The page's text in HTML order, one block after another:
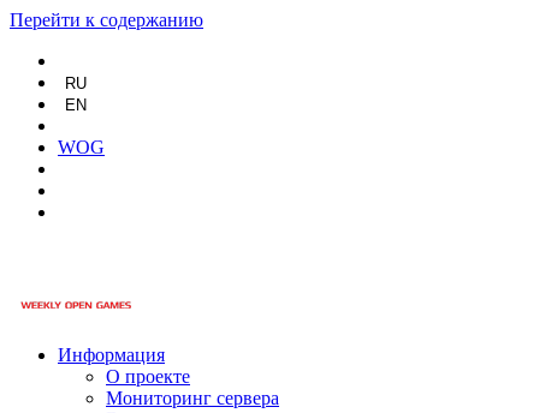
Перейти к содержанию
RU
EN
WOG
Информация
О проекте
Мониторинг сервера